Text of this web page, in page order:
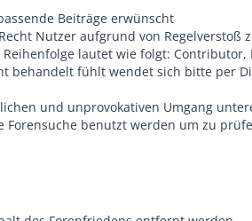
Beiträge erwünscht
Nutzer aufgrund von Regelverstoß
lautet wie folgt:
behandelt fühlt wendet sich bitte per
und unprovokativen Umgang
Forensuche benutzt werden um zu